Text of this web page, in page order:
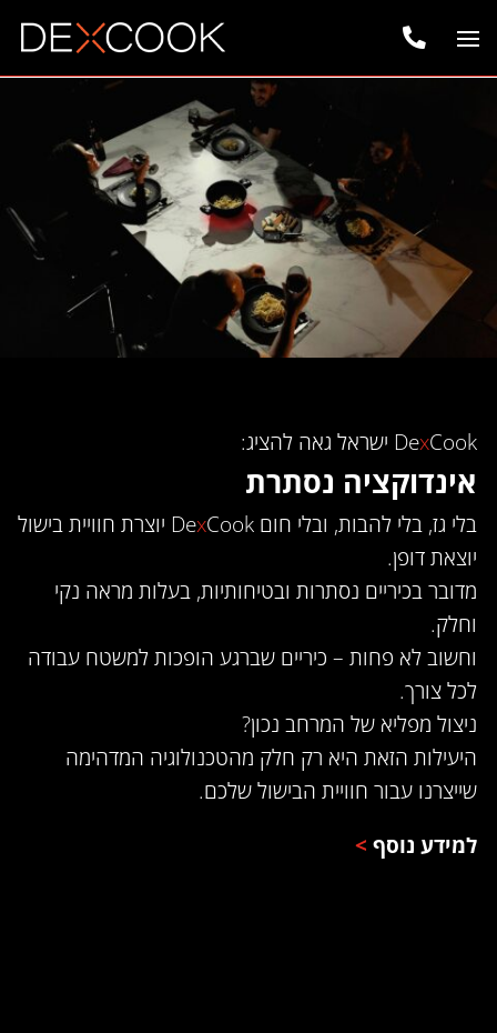
בְּאֲתָר
מַעֲרֶכֶת

‏De
xCook ישראל גאה להציג:
אינדוקציה נסתרת
בלי גז, בלי להבות, ובלי חום De x
Cook יוצרת חוויית בישול
יוצאת דופן.
מדובר בכיריים נסתרות ובטיחותיות, בעלות מראה נקי
וחלק.
וחשוב לא פחות – כיריים שברגע הופכות למשטח עבודה
לכל צורך.
ניצול מפליא של המרחב נכון?
היעילות הזאת היא רק חלק מהטכנולוגיה המדהימה
שייצרנו עבור חוויית הבישול שלכם.
למידע נוסף >